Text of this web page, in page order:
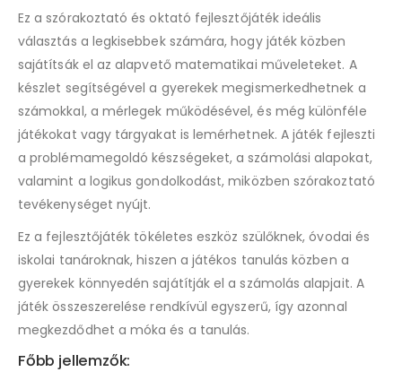
Ez a szórakoztató és oktató fejlesztőjáték ideális
választás a legkisebbek számára, hogy játék közben
sajátítsák el az alapvető matematikai műveleteket. A
készlet segítségével a gyerekek megismerkedhetnek a
számokkal, a mérlegek működésével, és még különféle
játékokat vagy tárgyakat is lemérhetnek. A játék fejleszti
a problémamegoldó készségeket, a számolási alapokat,
valamint a logikus gondolkodást, miközben szórakoztató
tevékenységet nyújt.
Ez a fejlesztőjáték tökéletes eszköz szülőknek, óvodai és
iskolai tanároknak, hiszen a játékos tanulás közben a
gyerekek könnyedén sajátítják el a számolás alapjait. A
játék összeszerelése rendkívül egyszerű, így azonnal
megkezdődhet a móka és a tanulás.
Főbb jellemzők: